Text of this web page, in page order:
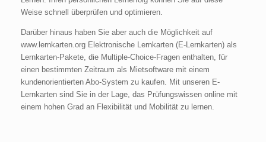
Weise schnell überprüfen und optimieren.
Darüber hinaus haben Sie aber auch die Möglichkeit auf
www.lernkarten.org Elektronische Lernkarten (E-Lernkarten) als
Lernkarten-Pakete, die Multiple-Choice-Fragen enthalten, für
einen bestimmten Zeitraum als Mietsoftware mit einem
kundenorientierten Abo-System zu kaufen. Mit unseren E-
Lernkarten sind Sie in der Lage, das Prüfungswissen online mit
einem hohen Grad an Flexibilität und Mobilität zu lernen.